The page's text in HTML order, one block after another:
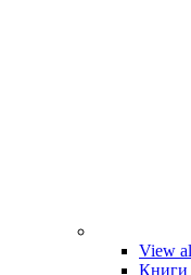
View
Книги